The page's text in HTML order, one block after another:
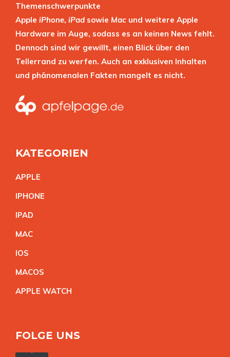
Themenschwerpunkte
Apple iPhone, iPad sowie Mac und weitere Apple
Hardware im Auge, sodass es an keinen News fehlt.
Dennoch sind wir gewillt, einen Blick über den
Tellerrand zu werfen. Auch an exklusiven Inhalten
und phänomenalen Fakten mangelt es nicht.
KATEGORIEN
APPLE
IPHONE
IPAD
MAC
IOS
MACOS
APPLE WATCH
FOLGE UNS